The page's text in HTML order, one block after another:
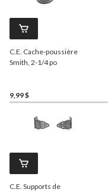
C.E. Cache-poussière
Smith, 2-1/4 po
9,99 $
C.E. Supports de